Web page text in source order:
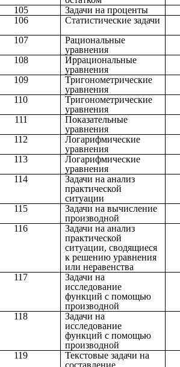
105
Задачи на проценты
106
Статистические задачи
107
Рациональные
уравнения
108
Иррациональные
уравнения
109
Тригонометрические
уравнения
110
Тригонометрические
уравнения
111
Показательные
уравнения
112
Логарифмические
уравнения
113
Логарифмические
уравнения
114
Задачи на анализ
практической
ситуации
115
Задачи на вычисление
производной
116
Задачи на анализ
практической
ситуации, сводящиеся
к решению уравнения
или неравенства
117
Задачи на
исследование
функций с помощью
производной
118
Задачи на
исследование
функций с помощью
производной
119
Текстовые задачи на
составление